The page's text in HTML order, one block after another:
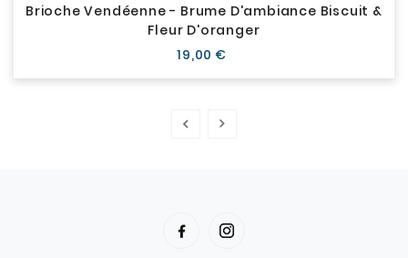
Brioche Vendéenne - Brume D'ambiance Biscuit &
Fleur D'oranger
19,00 €